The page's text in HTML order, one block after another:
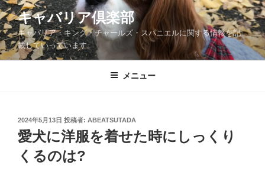
コ
ン
テ
ン
ツ
キャバリア倶楽部
キャバリア・キング・チャールズ・スパニエルに関する情報を記
載していっています。
メニュー
投
稿
日:
2024年5月13日 投稿者: ABEATSUTADA
愛犬に洋服を着せた時にしっくり
くるのは?